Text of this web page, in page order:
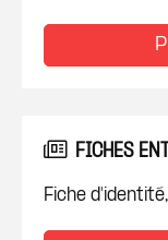
FICHES
Fiche